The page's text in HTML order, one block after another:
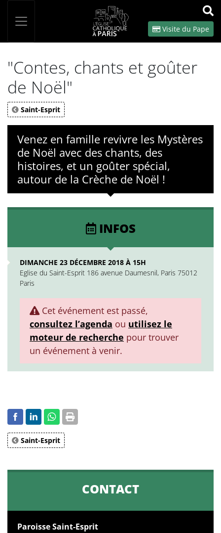
OK
Visite du Pape
"Contes, chants et goûter
de Noël"
Saint-Esprit
Venez en famille revivre les Mystères
de Noël avec des chants, des
histoires, et un goûter spécial,
autour de la Crèche de Noël !
INFOS
DIMANCHE 23 DÉCEMBRE 2018 À 15H
Eglise du Saint-Esprit 186 avenue Daumesnil, Paris 75012
Paris
Cet événement est passé,
consultez l’agenda ou utilisez le
moteur de recherche pour trouver
un événement à venir.
Saint-Esprit
CONTACT
Paroisse Saint-Esprit
Panneau de gestion des cookies